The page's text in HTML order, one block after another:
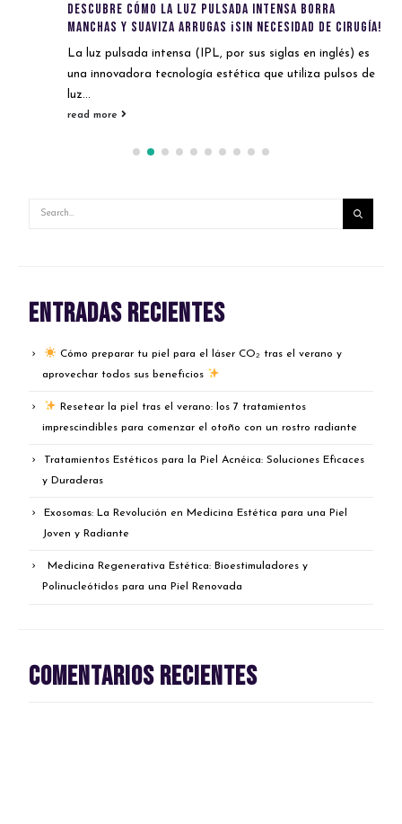
Descubre cómo la luz pulsada intensa borra
manchas y suaviza arrugas ¡sin necesidad de cirugía!
La luz pulsada intensa (IPL, por sus siglas en inglés) es
una innovadora tecnología estética que utiliza pulsos de
luz...
read more
Entradas recientes
Cómo preparar tu piel para el láser CO₂ tras el verano y
aprovechar todos sus beneficios
Resetear la piel tras el verano: los 7 tratamientos
imprescindibles para comenzar el otoño con un rostro radiante
Tratamientos Estéticos para la Piel Acnéica: Soluciones Eficaces
y Duraderas
Exosomas: La Revolución en Medicina Estética para una Piel
Joven y Radiante
Medicina Regenerativa Estética: Bioestimuladores y
Polinucleótidos para una Piel Renovada
Comentarios recientes